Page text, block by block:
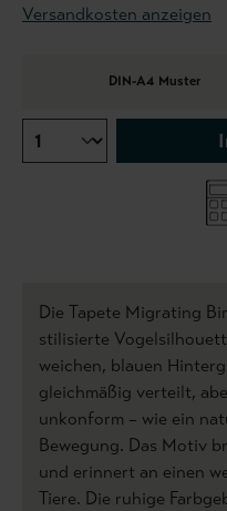
Versandkosten anzeigen
DIN-A4 Muster
Die Tapete Migrating
stilisierte
weichen, blauen
gleichmäßig verteilt,
unkonform – wie ein
Bewegung. Das Motiv
und erinnert an einen
Tiere. Die ruhige